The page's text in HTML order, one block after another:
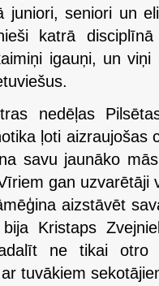
juniori, seniori un
katrā
igauņi, un
nedēļas
ļoti aizraujošas
savu jaunāko
gan uzvarētāji
aizstāvēt
Kristaps
ne tikai
tuvākiem